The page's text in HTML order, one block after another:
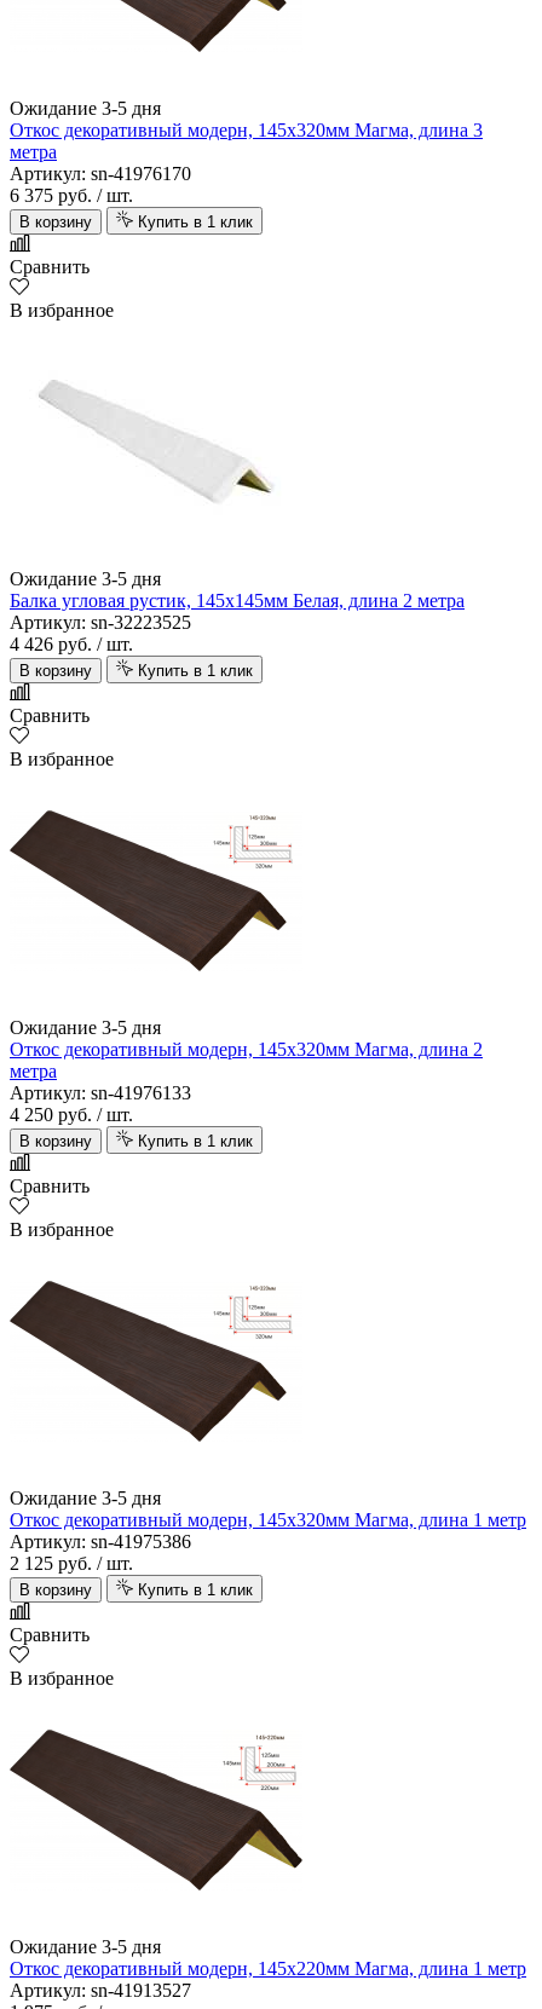
Ожидание 3-5 дня
Откос декоративный модерн, 145х320мм Магма, длина 3
метра
Артикул: sn-41976170
6 375 руб. / шт.
В корзину Купить в 1 клик
Сравнить
В избранное
Ожидание 3-5 дня
Балка угловая рустик, 145х145мм Белая, длина 2 метра
Артикул: sn-32223525
4 426 руб. / шт.
В корзину Купить в 1 клик
Сравнить
В избранное
Ожидание 3-5 дня
Откос декоративный модерн, 145х320мм Магма, длина 2
метра
Артикул: sn-41976133
4 250 руб. / шт.
В корзину Купить в 1 клик
Сравнить
В избранное
Ожидание 3-5 дня
Откос декоративный модерн, 145х320мм Магма, длина 1 метр
Артикул: sn-41975386
2 125 руб. / шт.
В корзину Купить в 1 клик
Сравнить
В избранное
Ожидание 3-5 дня
Откос декоративный модерн, 145х220мм Магма, длина 1 метр
Артикул: sn-41913527